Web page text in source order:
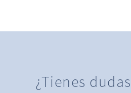
¿Tienes